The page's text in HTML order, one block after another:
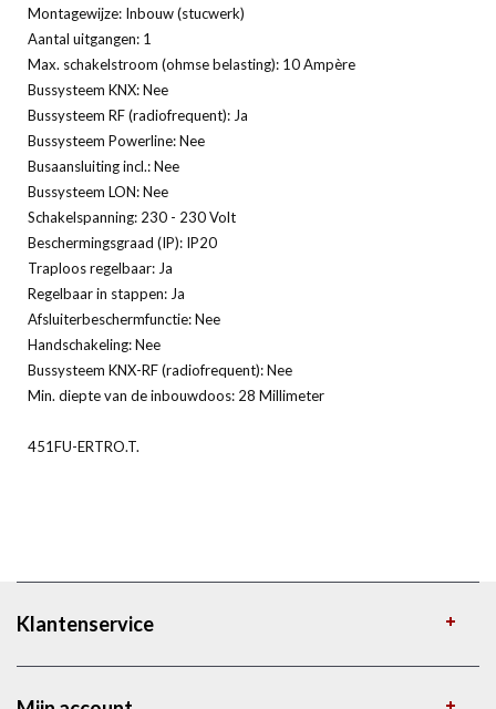
Montagewijze: Inbouw (stucwerk)
Aantal uitgangen: 1
Max. schakelstroom (ohmse belasting): 10 Ampère
Bussysteem KNX: Nee
Bussysteem RF (radiofrequent): Ja
Bussysteem Powerline: Nee
Busaansluiting incl.: Nee
Bussysteem LON: Nee
Schakelspanning: 230 - 230 Volt
Beschermingsgraad (IP): IP20
Traploos regelbaar: Ja
Regelbaar in stappen: Ja
Afsluiterbeschermfunctie: Nee
Handschakeling: Nee
Bussysteem KNX-RF (radiofrequent): Nee
Min. diepte van de inbouwdoos: 28 Millimeter
451FU-ERTRO.T.
Klantenservice